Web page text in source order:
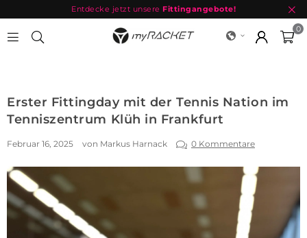
Entdecke jetzt unsere Fittingangebote!
0
Erster Fittingday mit der Tennis Nation im
Tenniszentrum Klüh in Frankfurt
Februar 16, 2025 von Markus Harnack 0 Kommentare